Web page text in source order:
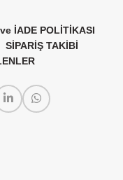
İADE POLİTİKASI
SİPARİŞ TAKİBİ